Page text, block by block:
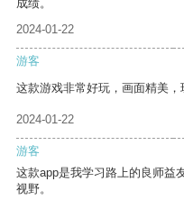
成绩。
2024-01-22
游客
这款游戏非常好玩，画面精美，
2024-01-22
游客
这款app是我学习路上的良师益
视野。